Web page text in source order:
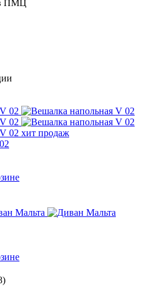
ПМЦ
хит продаж